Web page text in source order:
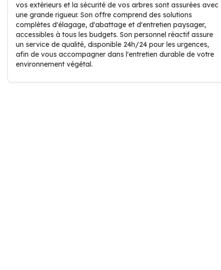
vos extérieurs et la sécurité de vos arbres sont assurées avec
une grande rigueur. Son offre comprend des solutions
complètes d'élagage, d'abattage et d'entretien paysager,
accessibles à tous les budgets. Son personnel réactif assure
un service de qualité, disponible 24h/24 pour les urgences,
afin de vous accompagner dans l'entretien durable de votre
environnement végétal.